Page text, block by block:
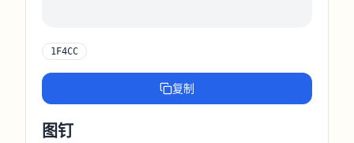
1F4CC
复制
图钉